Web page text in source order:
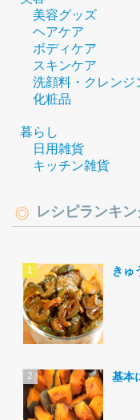
美容グッズ
ヘアケア
ボディケア
スキンケア
洗顔料・クレンジ
化粧品
暮らし
日用雑貨
キッチン雑貨
レシピランキン
きゅ
基本